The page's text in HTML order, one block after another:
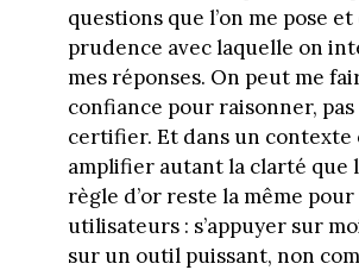
questions que l’on me pose et
prudence avec laquelle on
mes réponses. On peut me
confiance pour raisonner,
certifier. Et dans un contexte
amplifier autant la clarté que
règle d’or reste la même
utilisateurs : s’appuyer sur
sur un outil puissant, non